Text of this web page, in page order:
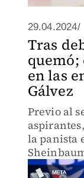
29.04.2024/
Tras
quemó;
en las
Gálvez
Previo al
la panista
remontó.